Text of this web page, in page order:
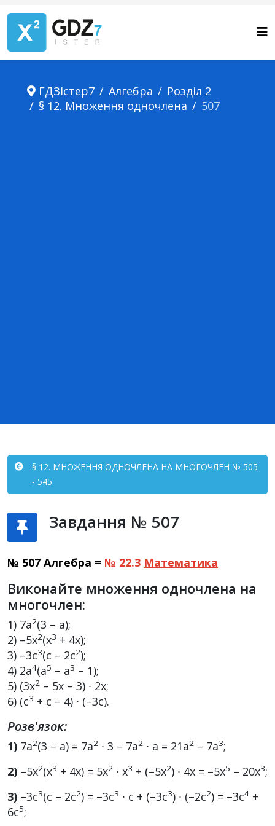
ГДЗІстер7 Алгебра
Розділ 2
§ 12. Множення одночлена
507
§ 12. МНОЖЕННЯ ОДНОЧЛЕНА НА МНОГОЧЛЕН № 505
- 545
Завдання № 507
№ 507 Алгебра = № 22.3 Математика
Виконайте множення одночлена на
многочлен:
1) 7a2(3 – а);
2) –5x2(x3 + 4х);
3) –3с3(с – 2с2);
4) 2а4(а5 – а3 – 1);
5) (3х2 – 5х – 3) ∙ 2х;
6) (с3 + с – 4) ∙ (–3с).
Розв'язок:
1) 7a2(3 – а) = 7a2 ∙ 3 – 7а2 ∙ а = 21а2 – 7а3;
2) –5x2(x3 + 4х) = 5х2 ∙ x3 + (–5х2) ∙ 4х = –5х5 – 20х3;
3) –3с3(с – 2с2) = –3с3 ∙ с + (–3с3) ∙ (–2с2) = –3с4 +
6с5;